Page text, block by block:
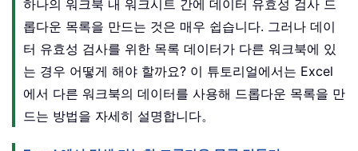
하나의 워크북 내 워크시트 간에 데이터 유효성 검사 드
롭다운 목록을 만드는 것은 매우 쉽습니다. 그러나 데이
터 유효성 검사를 위한 목록 데이터가 다른 워크북에 있
는 경우 어떻게 해야 할까요? 이 튜토리얼에서는 Excel
에서 다른 워크북의 데이터를 사용해 드롭다운 목록을 만
드는 방법을 자세히 설명합니다。